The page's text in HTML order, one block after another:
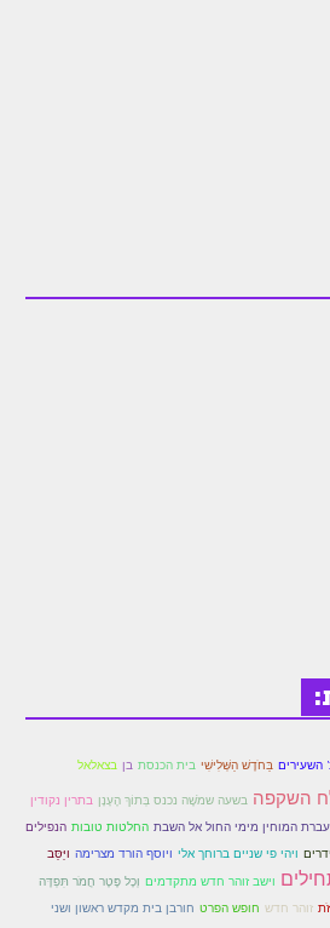
השעירים בַּחֹדֶשׁ הַשְּׁלִישִׁי בית הכנסת בן בצאלאל
השקפה בשעה שמֹשֶׁה נכנס בְּתוֹךְ הֶעָנָן בתרין נקודין
המוחין מימי החול אל השבת החלטות טובות הנפילים
ויהי פי שניים ברוחך אלי ויוסף הורד מצרימה ויַּסֵּב
וישב זוהר חדש מתקדמים וְכָל פֶּטֶר חֲמֹר תִּפְדֶּה
זוהר חדש חופש הפרט חורבן בית מקדש ראשון ושני